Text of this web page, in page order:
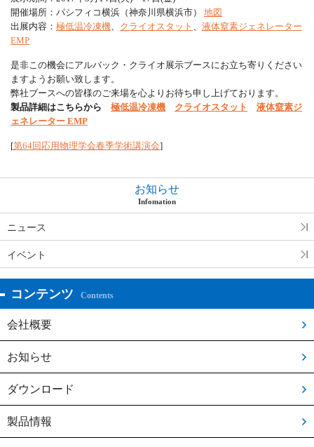
お知らせ
Infomation
ニュース
イベント
開催場所：パシフィコ横浜（神奈川県横浜市） 地図
出展内容： 極低温冷凍機、 クライオスタット 、 液体窒素ジェネレーター
EMP
是非この機会にアルバック・クライオ展示ブースにお立ち寄りください
ますようお願い致します。
弊社ブースへの皆様のご来場を心よりお待ち申し上げております。
製品詳細はこちらから 極低温冷凍機 クライオスタット
液体窒素ジ
ェネレーター EMP
[第64回応用物理学会春季学術講演会]
コンテンツ Contents
会社概要
お知らせ
ダウンロード
製品情報